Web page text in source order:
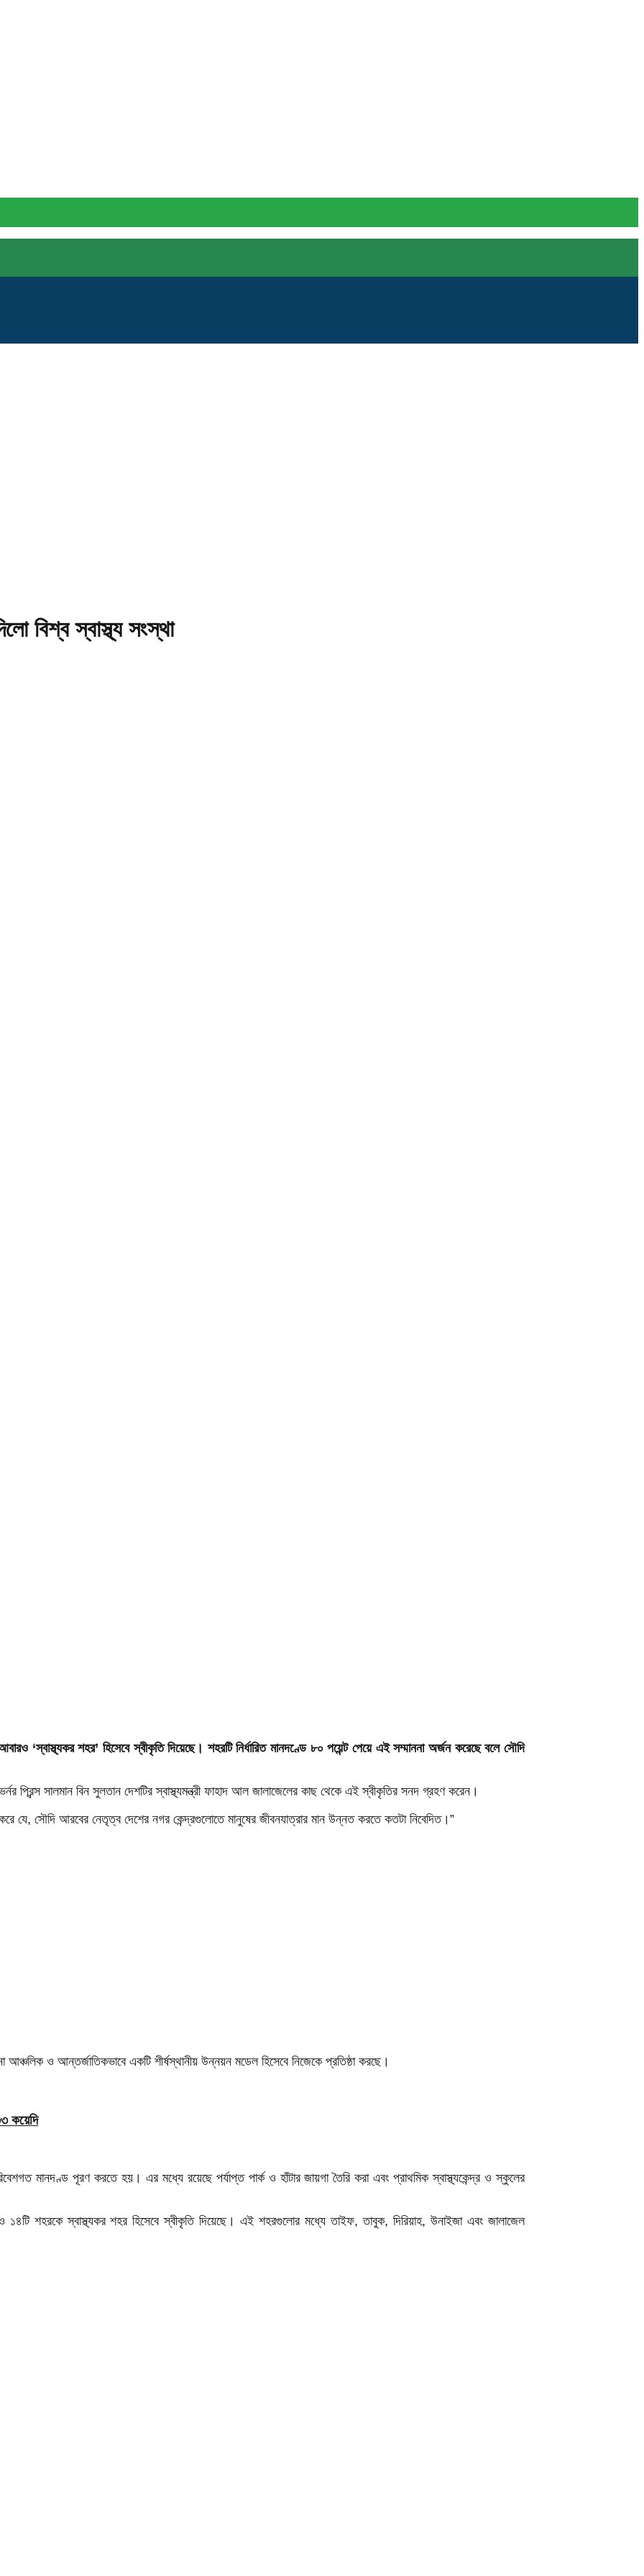
বিশ্ব স্বাস্থ্য সংস্থা
‘স্বাস্থ্যকর শহর’ হিসেবে স্বীকৃতি দিয়েছে। শহরটি নির্ধারিত মানদণ্ডে ৮০ পয়েন্ট পেয়ে এই সম্মাননা অর্জন করেছে বলে সৌদি
সালমান বিন সুলতান দেশটির স্বাস্থ্যমন্ত্রী ফাহাদ আল জালাজেলের কাছ থেকে এই স্বীকৃতির সনদ গ্রহণ করেন।
যে, সৌদি আরবের নেতৃত্ব দেশের নগর কেন্দ্রগুলোতে মানুষের জীবনযাত্রার মান উন্নত করতে কতটা নিবেদিত।”
ও আন্তর্জাতিকভাবে একটি শীর্ষস্থানীয় উন্নয়ন মডেল হিসেবে নিজেকে প্রতিষ্ঠা করছে।
কয়েদি
মানদণ্ড পূরণ করতে হয়। এর মধ্যে রয়েছে পর্যাপ্ত পার্ক ও হাঁটার জায়গা তৈরি করা এবং প্রাথমিক স্বাস্থ্যকেন্দ্র ও স্কুলের
১৪টি শহরকে স্বাস্থ্যকর শহর হিসেবে স্বীকৃতি দিয়েছে। এই শহরগুলোর মধ্যে তাইফ, তাবুক, দিরিয়াহ, উনাইজা এবং জালাজেল